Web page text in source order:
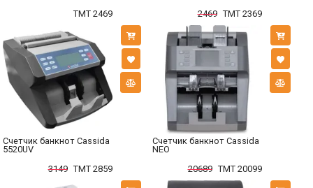
TMT 2469
2469 TMT 2369
Счетчик банкнот Cassida
5520UV
3149 TMT 2859
Счетчик банкнот Cassida
NEO
20689 TMT 20099